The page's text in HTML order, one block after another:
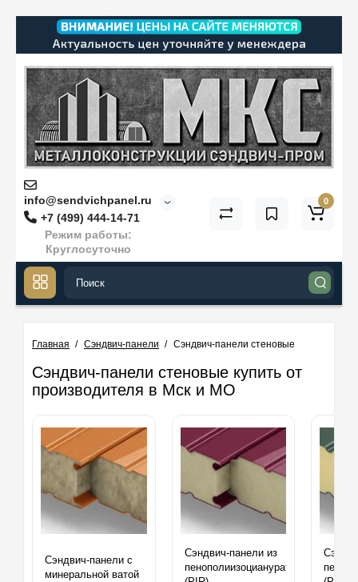
info@sendvichpanel.ru
+7 (499) 444-14-71
Режим работы:
Круглосуточно
0
Главная Сэндвич-панели Сэндвич-панели стеновые
Сэндвич-панели стеновые купить от
производителя в Мск и МО
Сэндвич-панели с
минеральной ватой
Сэндвич-панели из
пенополиизоцианурата